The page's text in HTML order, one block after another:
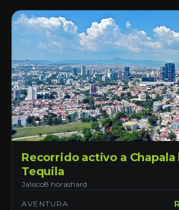
Recorrido activo a
Tequila
Jalisco8 horashard
AVENTURA